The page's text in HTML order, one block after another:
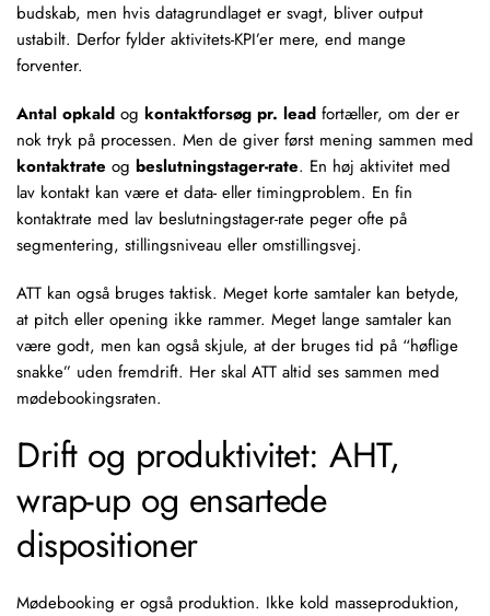
budskab, men hvis datagrundlaget er svagt, bliver output
ustabilt. Derfor fylder aktivitets-KPI’er mere, end mange
forventer.
Antal opkald og kontaktforsøg pr. lead fortæller, om der er
nok tryk på processen. Men de giver først mening sammen med
kontaktrate og beslutningstager-rate. En høj aktivitet med
lav kontakt kan være et data- eller timingproblem. En fin
kontaktrate med lav beslutningstager-rate peger ofte på
segmentering, stillingsniveau eller omstillingsvej.
ATT kan også bruges taktisk. Meget korte samtaler kan betyde,
at pitch eller opening ikke rammer. Meget lange samtaler kan
være godt, men kan også skjule, at der bruges tid på “høflige
snakke” uden fremdrift. Her skal ATT altid ses sammen med
mødebookingsraten.
Drift og produktivitet: AHT,
wrap-up og ensartede
dispositioner
Mødebooking er også produktion. Ikke kold masseproduktion,